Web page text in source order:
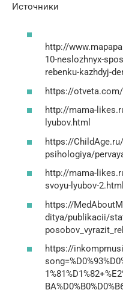
Источники
http://
10-neslozhnyx-
rebenku-kazhdyj-
https://
http://mama-
lyubov.html
https://
psihologiya/
http://mama-
svoyu-lyubov-2.html
https://
ditya/publikacii/
https://